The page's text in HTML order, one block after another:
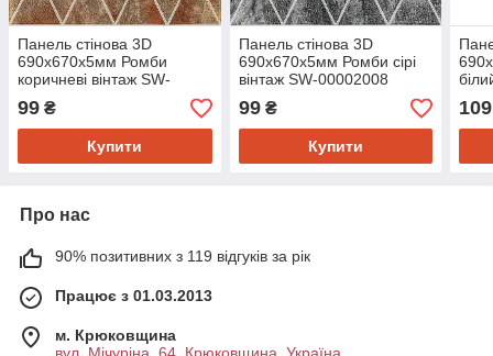
Панель стінова 3D
690х670х5мм Ромби
коричневі вінтаж SW-
00002007
99 ₴
Купити
Панель стінова 3D
690х670х5мм Ромби сірі
вінтаж SW-00002008
99₴
Купити
109
Про нас
90% позитивних з 119 відгуків за рік
Працює з 01.03.2013
м. Крюковщина